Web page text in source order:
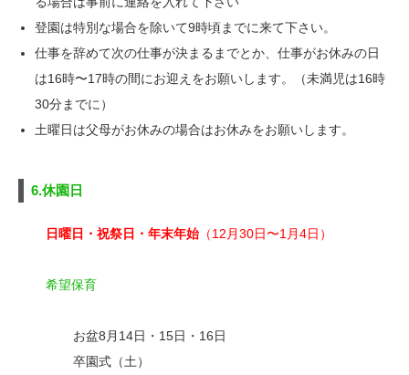
登園は特別な場合を除いて9時頃までに来て下さい。
仕事を辞めて次の仕事が決まるまでとか、仕事がお休みの日
は16時〜17時の間にお迎えをお願いします。（未満児は16時
30分までに）
土曜日は父母がお休みの場合はお休みをお願いします。
6.休園日
日曜日・祝祭日・年末年始（12月30日〜1月4日）
希望保育
お盆8月14日・15日・16日
卒園式（土）